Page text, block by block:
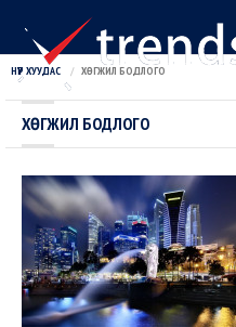
НҮҮР ХУУДАС ХӨГЖИЛ БОДЛОГО
ХӨГЖИЛ БОДЛОГО